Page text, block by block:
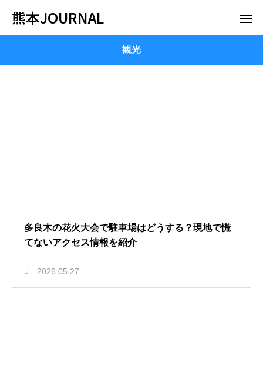
熊本JOURNAL
観光
多良木の花火大会で駐車場はどうする？現地で慌
てないアクセス情報を紹介
2026.05.27